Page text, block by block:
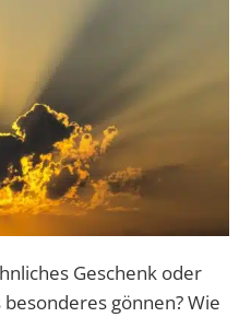
Geschenk oder
gönnen? Wie